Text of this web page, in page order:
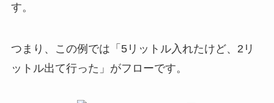
す。
つまり、この例では「5リットル入れたけど、2リ
ットル出て行った」がフローです。